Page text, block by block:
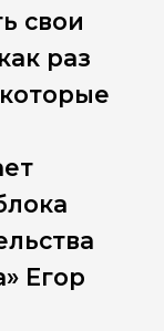
свои
раз
Егор